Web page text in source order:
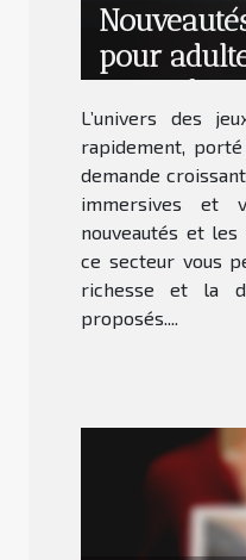
pour
s'attendre
contenu ?
L’univers des
rapidement,
demande
immersives et
nouveautés et les
ce secteur vous
richesse et la
proposés....